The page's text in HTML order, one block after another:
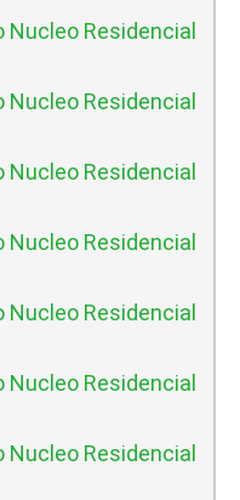
Nucleo Residencial
Nucleo Residencial
Nucleo Residencial
Nucleo Residencial
Nucleo Residencial
Nucleo Residencial
Nucleo Residencial